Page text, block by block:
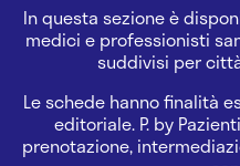
In questa sezione è
medici e professionisti
suddivisi per
Le schede hanno finalità
editoriale. P. by
prenotazione,